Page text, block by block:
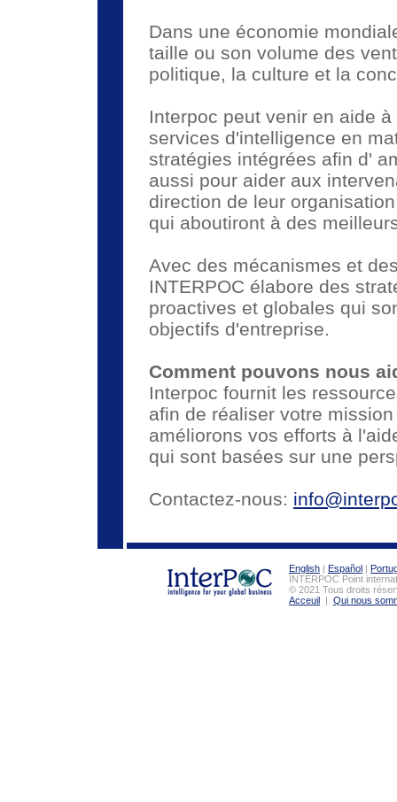
Dans une économie
taille ou son volume des
politique, la culture et la
Interpoc peut venir en aide
services d'intelligence en
stratégies intégrées afin d'
aussi pour aider aux
direction de leur
qui aboutiront à des
Avec des mécanismes et
INTERPOC élabore des
proactives et globales qui
objectifs d'entreprise.
Comment pouvons nous
Interpoc fournit les
afin de réaliser votre
améliorons vos efforts à
qui sont basées sur une
Contactez-nous:
English | Español |
INTERPOC Point
© 2021 Tous droits
Acceuil | Qui nous